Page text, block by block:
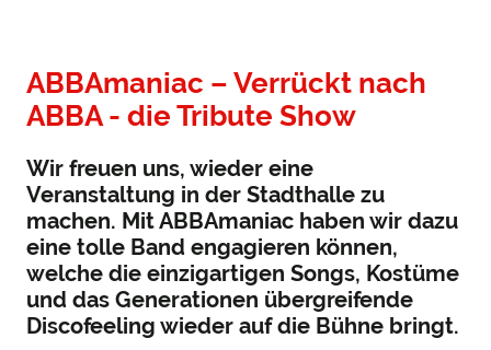
ABBAmaniac – Verrückt nach
ABBA - die Tribute Show
Wir freuen uns, wieder eine
Veranstaltung in der Stadthalle zu
machen. Mit ABBAmaniac haben wir dazu
eine tolle Band engagieren können,
welche die einzigartigen Songs, Kostüme
und das Generationen übergreifende
Discofeeling wieder auf die Bühne bringt.